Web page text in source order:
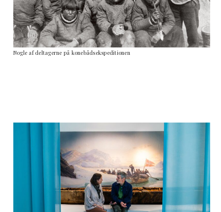
Nogle af deltagerne på konebådsekspeditionen